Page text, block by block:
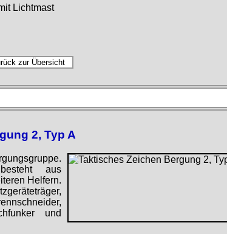
Lichtmast
2, Typ A
aus
Helfern.
und